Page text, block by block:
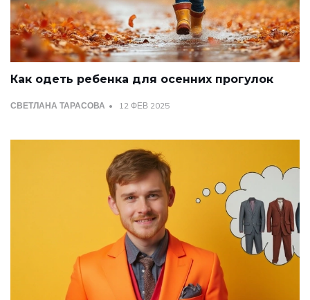
Как одеть ребенка для осенних прогулок
СВЕТЛАНА ТАРАСОВА 12 ФЕВ 2025